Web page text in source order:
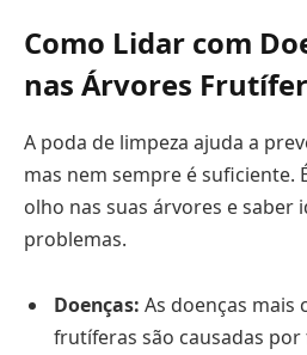
Como Lidar com
nas Árvores
A poda de limpeza ajuda a
mas nem sempre é suficiente.
olho nas suas árvores e saber
problemas.
Doenças: As doenças mais
frutíferas são causadas por